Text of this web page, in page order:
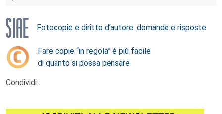
Fotocopie e diritto d’autore: domande e risposte
Fare copie “in regola” è più facile
di quanto si possa pensare
Condividi :